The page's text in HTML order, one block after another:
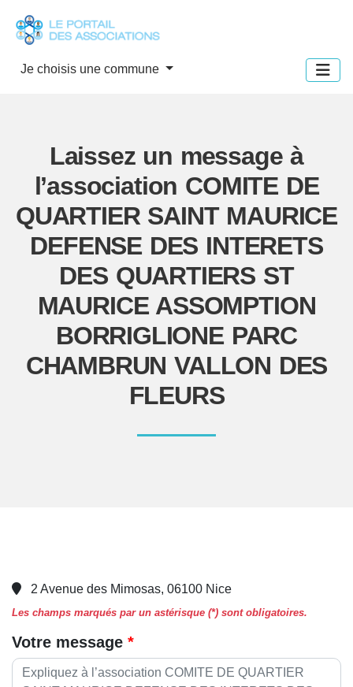
Je choisis une commune
Laissez un message à
l’association COMITE DE
QUARTIER SAINT MAURICE
DEFENSE DES INTERETS
DES QUARTIERS ST
MAURICE ASSOMPTION
BORRIGLIONE PARC
CHAMBRUN VALLON DES
FLEURS
2 Avenue des Mimosas, 06100 Nice
Les champs marqués par un astérisque (*) sont obligatoires.
Votre message